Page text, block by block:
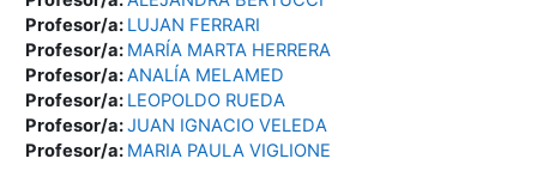
Profesor/a: LUJAN FERRARI
Profesor/a: MARÍA MARTA HERRERA
Profesor/a:ANALÍA MELAMED
Profesor/a: LEOPOLDO RUEDA
Profesor/a:JUAN IGNACIO VELEDA
Profesor/a: MARIA PAULA VIGLIONE